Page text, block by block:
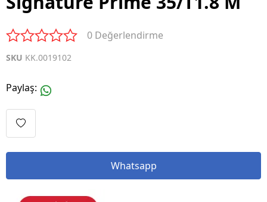
0 Değerlendirme
SKU KK.0019102
Paylaş:
Whatsapp